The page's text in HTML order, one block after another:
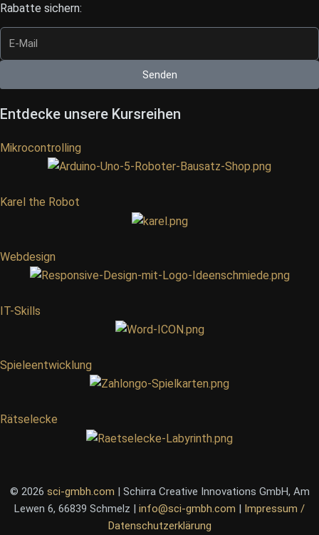
Rabatte sichern:
Senden
Entdecke unsere Kursreihen
Mikrocontrolling
Karel the Robot
Webdesign
IT-Skills
Spieleentwicklung
Rätselecke
© 2026 sci-gmbh.com | Schirra Creative Innovations GmbH, Am
Lewen 6, 66839 Schmelz | info@sci-gmbh.com | Impressum /
Datenschutzerklärung